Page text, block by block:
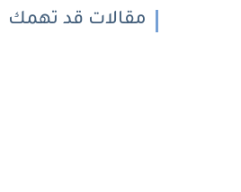
مقالات قد تهمك